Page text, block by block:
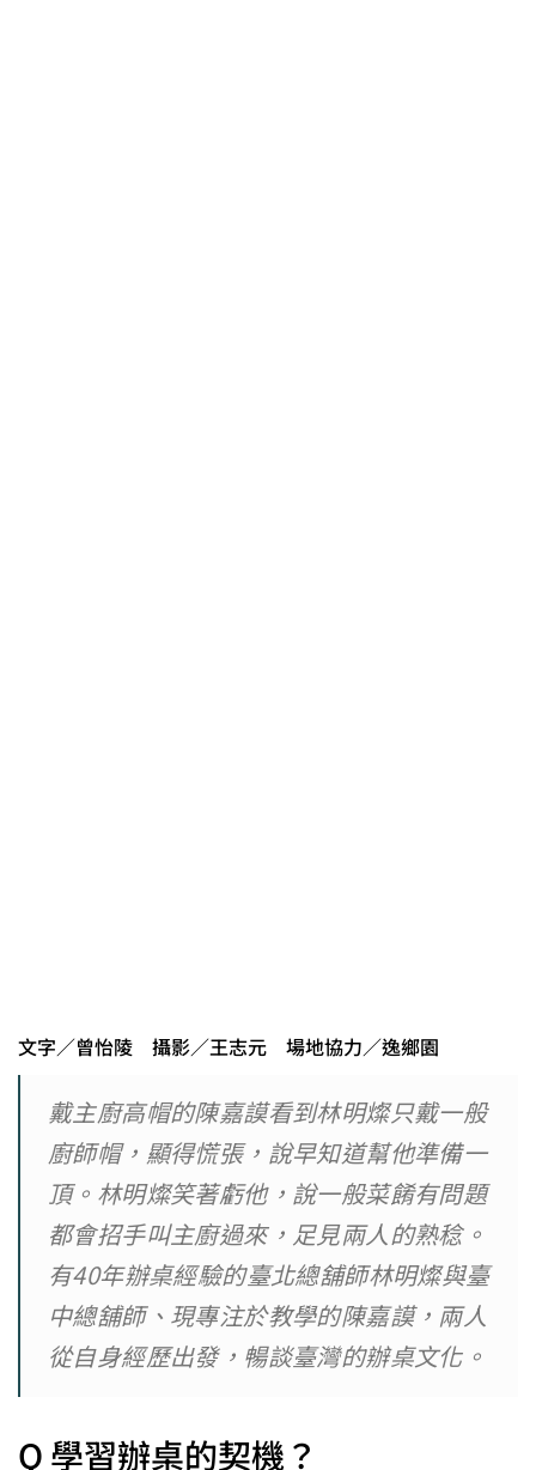
文字／曾怡陵 攝影／王志元 場地協力／逸鄉園
戴主廚高帽的陳嘉謨看到林明燦只戴一般
廚師帽，顯得慌張，說早知道幫他準備一
頂。林明燦笑著虧他，說一般菜餚有問題
都會招手叫主廚過來，足見兩人的熟稔。
有40年辦桌經驗的臺北總舖師林明燦與臺
中總舖師、現專注於教學的陳嘉謨，兩人
從自身經歷出發，暢談臺灣的辦桌文化。